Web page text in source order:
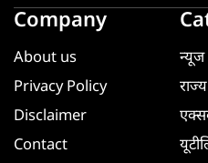
Company
About us
Privacy Policy
Disclaimer
Contact
न्यूज
राज्य